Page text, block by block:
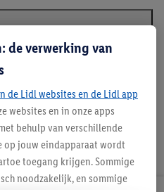
de verwerking van
de Lidl websites en de Lidl app
websites en in onze apps
behulp van verschillende
op jouw eindapparaat wordt
toegang krijgen. Sommige
noodzakelijk, en sommige